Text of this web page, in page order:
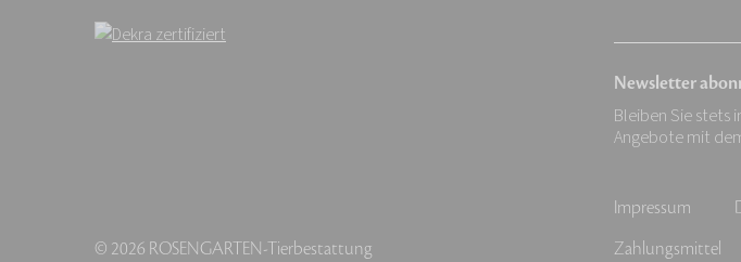
Newsletter
Bleiben Sie stets
Angebote mit
Impressum
Zahlungsmittel
© 2026 ROSENGARTEN-Tierbestattung